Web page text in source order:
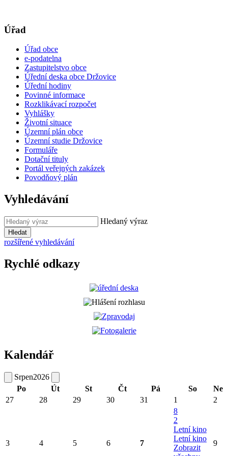
Úřad
Úřad obce
e-podatelna
Zastupitelstvo obce
Úřední deska obce Držovice
Úřední hodiny
Povinné informace
Rozklikávací rozpočet
Vyhlášky
Životní situace
Územní plán obce
Územní studie Držovice
Formuláře
Dotační tituly
Portál veřejných zakázek
Povodňový plán
Vyhledávání
Hledaný výraz
Hledat
rozšířené vyhledávání
Rychlé odkazy
Kalendář
Srpen2026
Po
Út St Čt Pá So
Ne
27
28 29 30 31 1 2
3 4 5 6 7
8
2
Letní kino
Letní kino
Zobrazit
9